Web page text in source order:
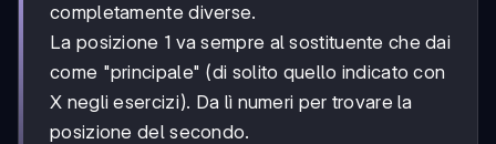
completamente diverse.
La posizione 1 va sempre al sostituente che dai
come "principale" (di solito quello indicato con
X negli esercizi). Da lì numeri per trovare la
posizione del secondo.